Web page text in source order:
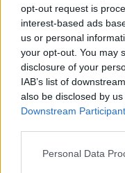
opt-out request is
interest-based ads
us or personal
your opt-out. You may
disclosure of your
IAB’s list of
also be disclosed by
Downstream
Please note that this
Personal Data
biztosan
maga arra utalt,
gyári csapathoz,
új technikai
SPEEDWEEK.com
A szaklap ugyanis